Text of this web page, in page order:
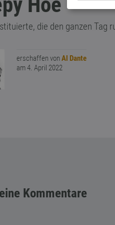
die den ganzen Tag
erschaffen von Al Dante
am 4. April 2022
Kommentare